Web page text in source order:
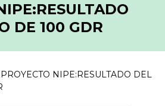
DE 100 GDR
PROYECTO NIPE:RESULTADO DEL